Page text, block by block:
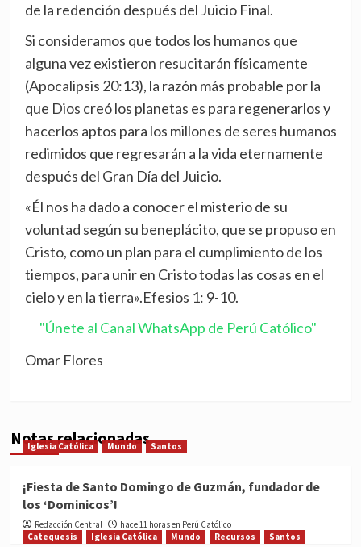
de la redención después del Juicio Final.
Si consideramos que todos los humanos que
alguna vez existieron resucitarán físicamente
(Apocalipsis 20:13), la razón más probable por la
que Dios creó los planetas es para regenerarlos y
hacerlos aptos para los millones de seres humanos
redimidos que regresarán a la vida eternamente
después del Gran Día del Juicio.
«Él nos ha dado a conocer el misterio de su
voluntad según su beneplácito, que se propuso en
Cristo, como un plan para el cumplimiento de los
tiempos, para unir en Cristo todas las cosas en el
cielo y en la tierra».Efesios 1: 9-10.
"Únete al Canal WhatsApp de Perú Católico"
Omar Flores
Notas relacionadas
Iglesia Católica Mundo Santos
¡Fiesta de Santo Domingo de Guzmán, fundador de
los ‘Dominicos’!
Redacción Central
hace 11 horas en Perú Católico
Catequesis
Iglesia Católica Mundo Recursos Santos